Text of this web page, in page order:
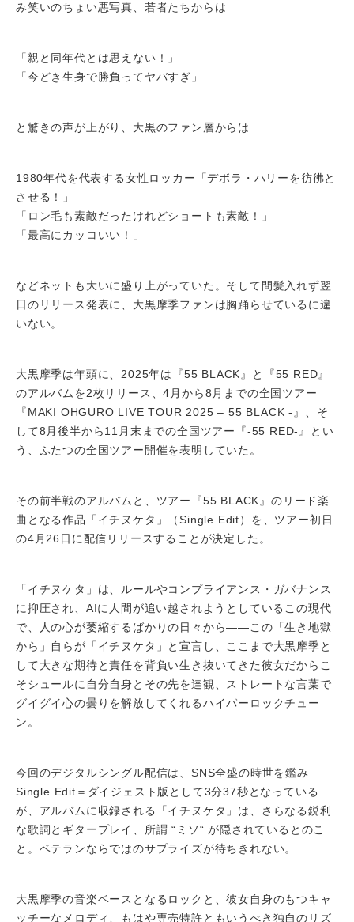
み笑いのちょい悪写真、若者たちからは
「親と同年代とは思えない！」
「今どき生身で勝負ってヤバすぎ」
と驚きの声が上がり、大黒のファン層からは
1980年代を代表する女性ロッカー「デボラ・ハリーを彷彿と
させる！」
「ロン毛も素敵だったけれどショートも素敵！」
「最高にカッコいい！」
などネットも大いに盛り上がっていた。そして間髪入れず翌
日のリリース発表に、大黒摩季ファンは胸踊らせているに違
いない。
大黒摩季は年頭に、2025年は『55 BLACK』と『55 RED』
のアルバムを2枚リリース、4月から8月までの全国ツアー
『MAKI OHGURO LIVE TOUR 2025 – 55 BLACK -』、そ
して8月後半から11月末までの全国ツアー『-55 RED-』とい
う、ふたつの全国ツアー開催を表明していた。
その前半戦のアルバムと、ツアー『55 BLACK』のリード楽
曲となる作品「イチヌケタ」（Single Edit）を、ツアー初日
の4月26日に配信リリースすることが決定した。
「イチヌケタ」は、ルールやコンプライアンス・ガバナンス
に抑圧され、AIに人間が追い越されようとしているこの現代
で、人の心が萎縮するばかりの日々から――この「生き地獄
から」自らが「イチヌケタ」と宣言し、ここまで大黒摩季と
して大きな期待と責任を背負い生き抜いてきた彼女だからこ
そシュールに自分自身とその先を達観、ストレートな言葉で
グイグイ心の曇りを解放してくれるハイパーロックチュー
ン。
今回のデジタルシングル配信は、SNS全盛の時世を鑑み
Single Edit＝ダイジェスト版として3分37秒となっている
が、アルバムに収録される「イチヌケタ」は、さらなる鋭利
な歌詞とギタープレイ、所謂 “ミソ“ が隠されているとのこ
と。ベテランならではのサプライズが待ちきれない。
大黒摩季の音楽ベースとなるロックと、彼女自身のもつキャ
ッチーなメロディ、もはや専売特許ともいうべき独自のリズ